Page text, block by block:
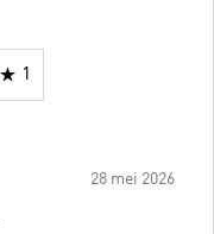
1
28 mei 2026